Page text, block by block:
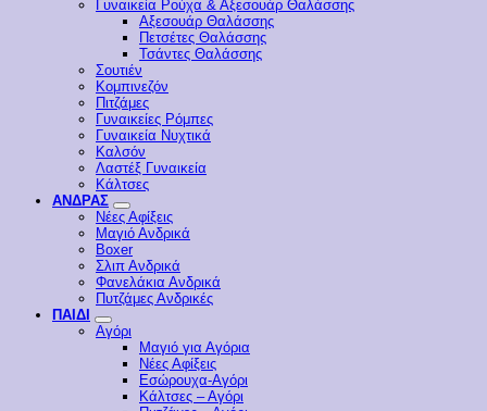
Γυναικεία Ρούχα & Αξεσουάρ Θαλάσσης
Αξεσουάρ Θαλάσσης
Πετσέτες Θαλάσσης
Τσάντες Θαλάσσης
Σουτιέν
Κομπινεζόν
Πιτζάμες
Γυναικείες Ρόμπες
Γυναικεία Νυχτικά
Καλσόν
Λαστέξ Γυναικεία
Κάλτσες
ΑΝΔΡΑΣ
Νέες Αφίξεις
Μαγιό Ανδρικά
Boxer
Σλιπ Ανδρικά
Φανελάκια Ανδρικά
Πυτζάμες Ανδρικές
ΠΑΙΔΙ
Αγόρι
Μαγιό για Αγόρια
Νέες Αφίξεις
Εσώρουχα-Αγόρι
Κάλτσες – Αγόρι